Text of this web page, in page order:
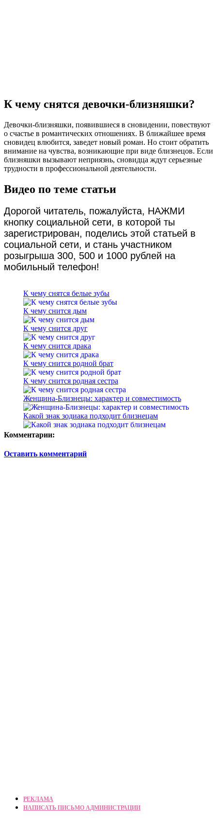
К чему снятся девочки-близняшки?
Девочки-близняшки, появившиеся в сновидении, повествуют
о счастье в романтических отношениях. В ближайшее время
сновидец влюбится, заведет новый роман. Но стоит обратить
внимание на чувства, возникающие при виде близнецов. Если
близняшки вызывают неприязнь, сновидца ждут серьезные
трудности в профессиональной деятельности.
Видео по теме статьи
Дорогой читатель, пожалуйста, НАЖМИ
кнопку социальной сети, в которой ты
зарегистрирован, поделись этой статьей в
социальной сети, и стань участником
розыгрыша 300, 500 и 1000 рублей на
мобильный телефон!
К чему снятся белые зубы
К чему снится дым
К чему снится друг
К чему снится драка
К чему снится родной брат
К чему снится родная сестра
Женщина-Близнецы: характер и совместимость
Какой знак зодиака подходит близнецам
Комментарии:
Оставить комментарий
РЕКЛАМА
НАПИСАТЬ ПИСЬМО АДМИНИСТРАЦИИ